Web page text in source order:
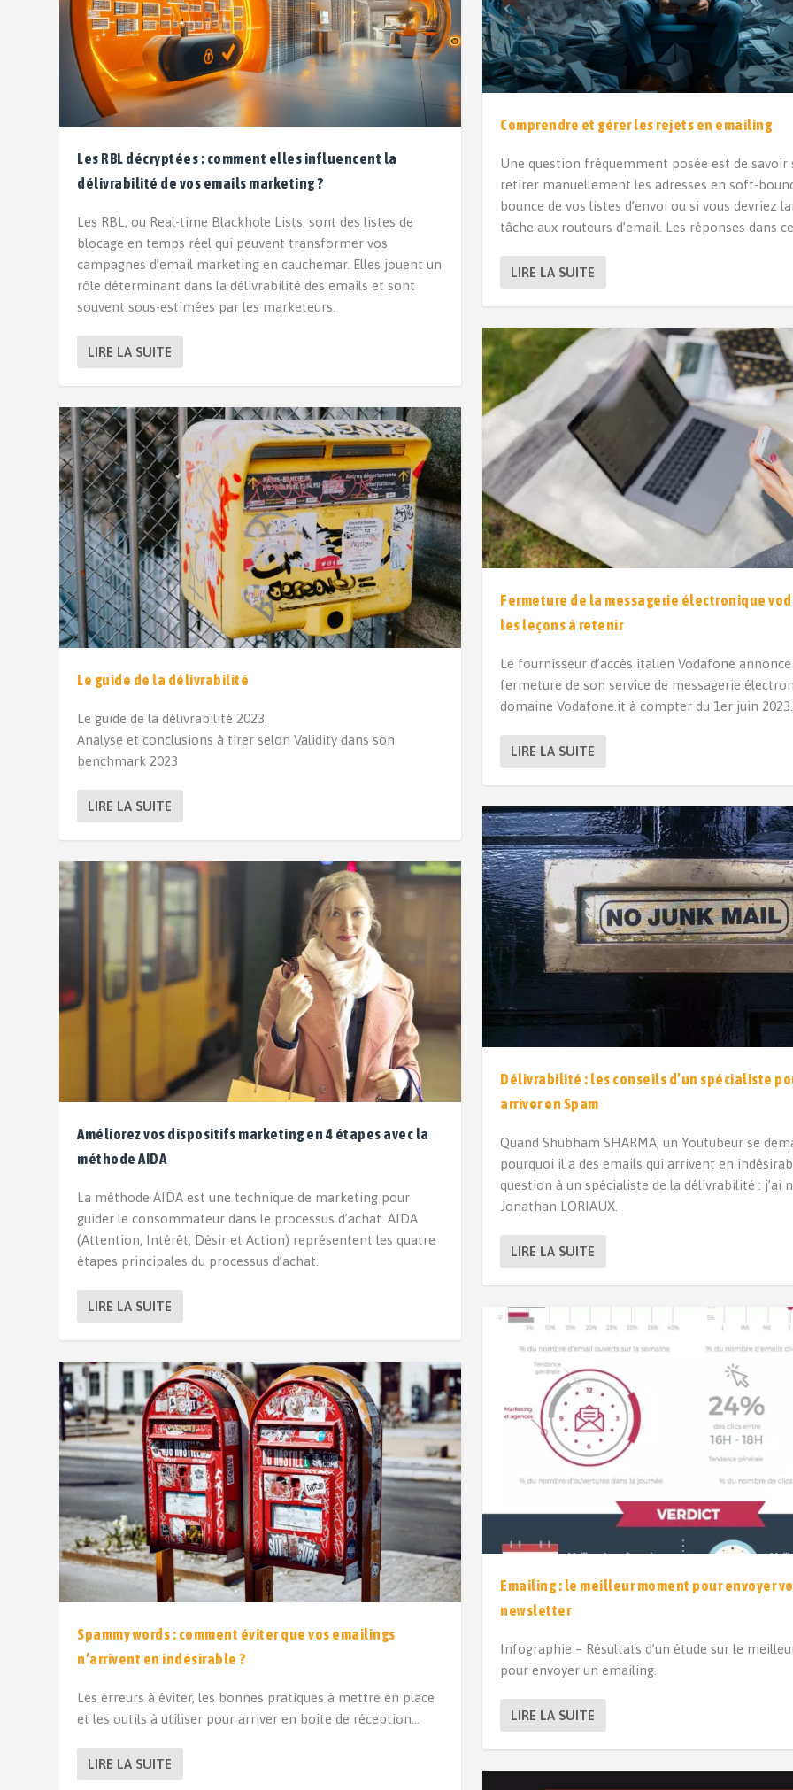
Les RBL décryptées : comment elles influencent la
délivrabilité de vos emails marketing ?
Les RBL, ou Real-time Blackhole Lists, sont des listes de
blocage en temps réel qui peuvent transformer vos
campagnes d’email marketing en cauchemar. Elles jouent un
rôle déterminant dans la délivrabilité des emails et sont
souvent sous-estimées par les marketeurs.
LIRE LA SUITE
Le guide de la délivrabilité
Le guide de la délivrabilité 2023.
Analyse et conclusions à tirer selon Validity dans son
benchmark 2023
LIRE LA SUITE
Améliorez vos dispositifs marketing en 4 étapes avec la
méthode AIDA
La méthode AIDA est une technique de marketing pour
guider le consommateur dans le processus d’achat. AIDA
(Attention, Intérêt, Désir et Action) représentent les quatre
étapes principales du processus d’achat.
LIRE LA SUITE
Spammy words : comment éviter que vos emailings
n’arrivent en indésirable ?
Les erreurs à éviter, les bonnes pratiques à mettre en place
et les outils à utiliser pour arriver en boite de réception…
LIRE LA SUITE
Comprendre et gérer les rejets en emailing
Une question fréquemment posée est de savoir
retirer manuellement les adresses en soft-
bounce de vos listes d’envoi ou si vous devriez
tâche aux routeurs d’email. Les réponses dans
LIRE LA SUITE
Fermeture de la messagerie électronique
les leçons à retenir
Le fournisseur d’accès italien Vodafone
fermeture de son service de messagerie
domaine Vodafone.it à compter du 1er juin 2023.
LIRE LA SUITE
Délivrabilité : les conseils d’un spécialiste
arriver en Spam
Quand Shubham SHARMA, un Youtubeur se
pourquoi il a des emails qui arrivent en
question à un spécialiste de la délivrabilité : j’ai
Jonathan LORIAUX.
LIRE LA SUITE
Emailing : le meilleur moment pour envoyer
newsletter
Infographie – Résultats d’un étude sur le
pour envoyer un emailing.
LIRE LA SUITE